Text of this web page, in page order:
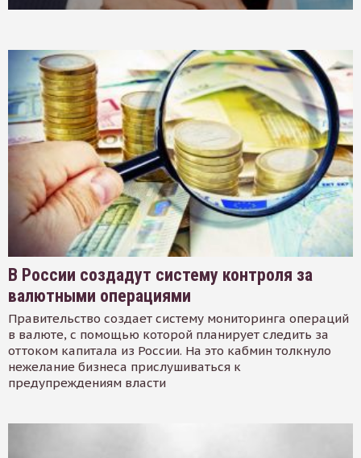
В России создадут систему контроля за
валютными операциями
Правительство создает систему мониторинга операций
в валюте, с помощью которой планирует следить за
оттоком капитала из России. На это кабмин толкнуло
нежелание бизнеса прислушиваться к
предупреждениям власти